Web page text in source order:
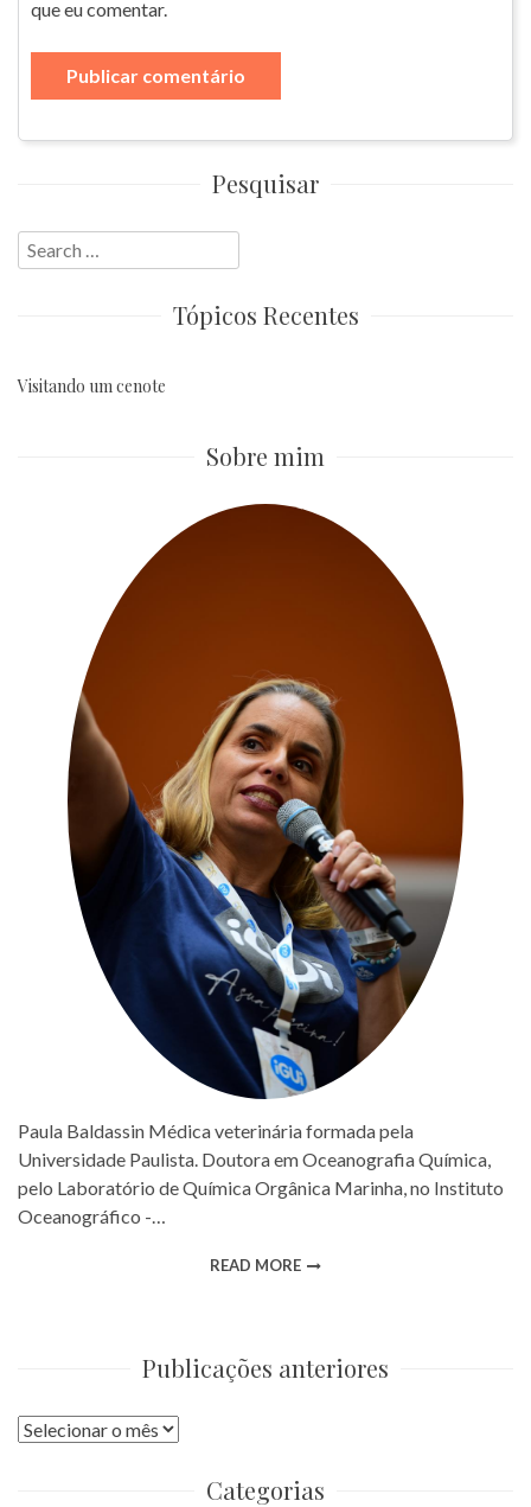
que eu comentar.
Pesquisar
Search
for:
Tópicos Recentes
Visitando um cenote
Sobre mim
Paula Baldassin Médica veterinária formada pela
Universidade Paulista. Doutora em Oceanografia Química,
pelo Laboratório de Química Orgânica Marinha, no Instituto
Oceanográfico -…
READ MORE
Publicações anteriores
Publicações
Categorias